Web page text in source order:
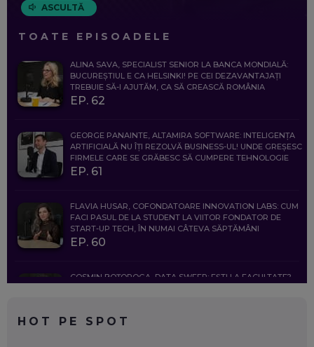
ASCULTĂ
TOATE EPISOADELE
ALINA SAVA, SPECIALIST SENIOR LA BANCA MONDIALĂ:
BUCUREȘTIUL E CA HELSINKI! PE CEI DEZAVANTAJAȚI
TREBUIE SĂ-I AJUTĂM, CA SĂ CREASCĂ ROMÂNIA
EP. 62
GEORGE PANAINTE, ALTAMIRA SOFTWARE: INTELIGENȚA
ARTIFICIALĂ NU ÎȚI REZOLVĂ BUSINESS-UL! UNDE GREȘESC
FIRMELE CARE SE GRĂBESC SĂ CUMPERE TEHNOLOGIE
EP. 61
FLAVIA HUSAR, COFONDATOARE INNOVATION LABS: CUM
FACI PASUL DE LA STUDENT LA VIITOR FONDATOR DE
START-UP TECH, ÎN NUMAI CÂTEVA SĂPTĂMÂNI
EP. 60
COSMIN BOȚOROGA, DATA SWEEP: EȘTI LA FACULTATE?
HOT PE SPOT